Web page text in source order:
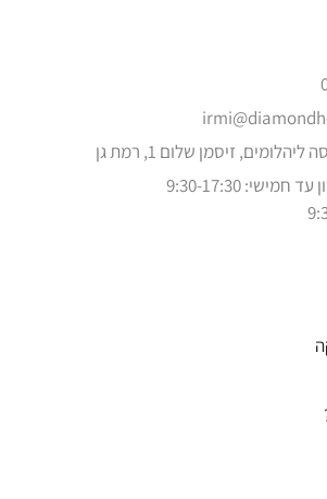
ליהלומים, זיסמן שלום 1, רמת גן
חמישי: 9:30-17:30